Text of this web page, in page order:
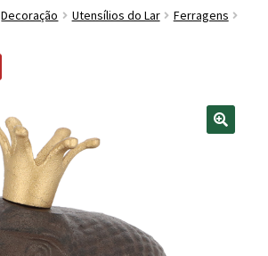
Decoração Utensílios do Lar
Ferragens